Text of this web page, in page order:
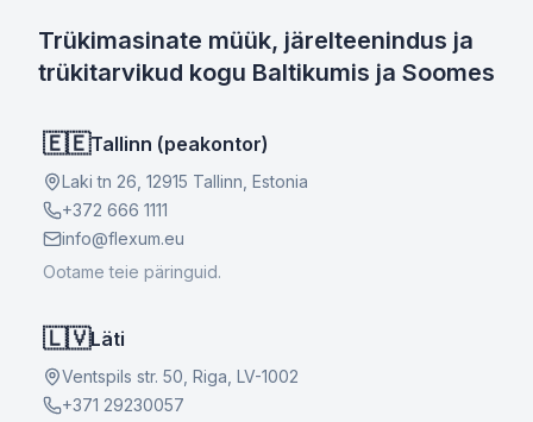
Trükimasinate müük, järelteenindus ja
trükitarvikud kogu Baltikumis ja Soomes
🇪🇪Tallinn (peakontor)
Laki tn 26, 12915 Tallinn, Estonia
+372 666 1111
info@flexum.eu
Ootame teie päringuid.
🇱🇻Läti
Ventspils str. 50, Riga, LV-1002
+371 29230057